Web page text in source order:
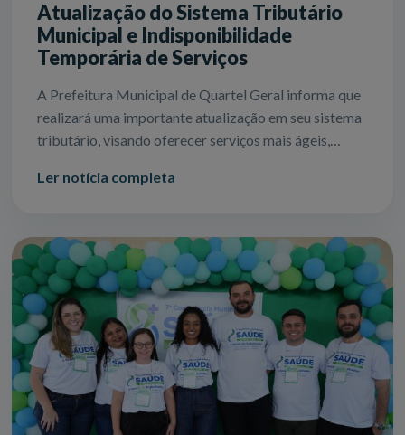
Atualização do Sistema Tributário
Municipal e Indisponibilidade
Temporária de Serviços
A Prefeitura Municipal de Quartel Geral informa que
realizará uma importante atualização em seu sistema
tributário, visando oferecer serviços mais ágeis,
Ler notícia completa